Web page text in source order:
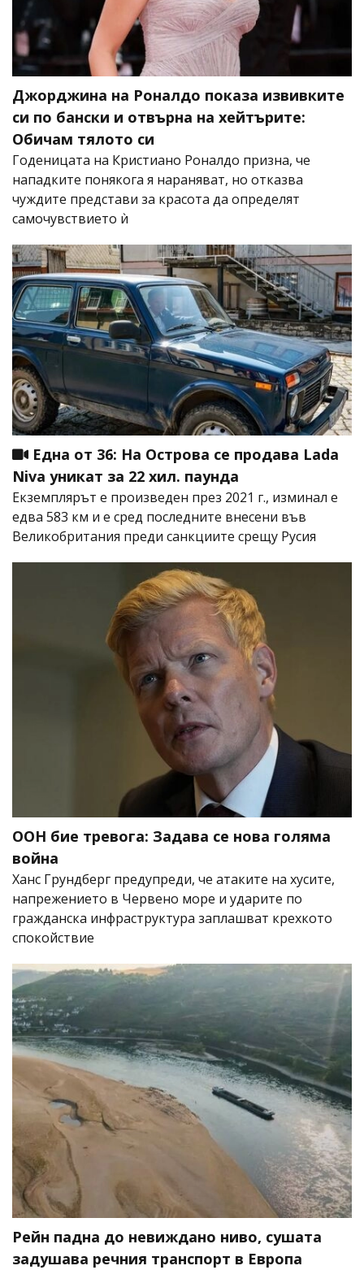
Джорджина на Роналдо показа извивките
си по бански и отвърна на хейтърите:
Обичам тялото си
Годеницата на Кристиано Роналдо призна, че
нападките понякога я нараняват, но отказва
чуждите представи за красота да определят
самочувствието ѝ
Една от 36: На Острова се продава Lada
Niva уникат за 22 хил. паунда
Екземплярът е произведен през 2021 г., изминал е
едва 583 км и е сред последните внесени във
Великобритания преди санкциите срещу Русия
ООН бие тревога: Задава се нова голяма
война
Ханс Грундберг предупреди, че атаките на хусите,
напрежението в Червено море и ударите по
гражданска инфраструктура заплашват крехкото
спокойствие
Рейн падна до невиждано ниво, сушата
задушава речния транспорт в Европа